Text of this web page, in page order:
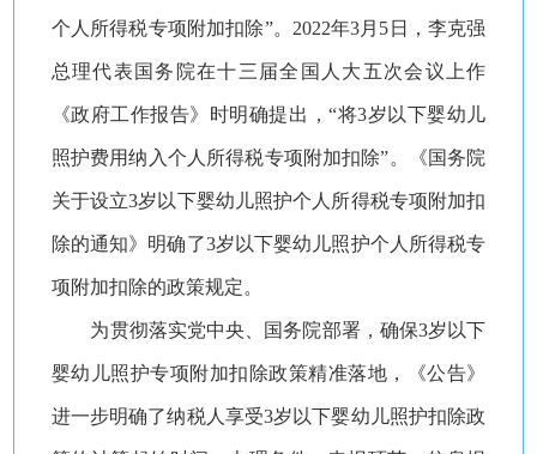
个人所得税专项附加扣除”。2022年3月5日，李克强
总理代表国务院在十三届全国人大五次会议上作
《政府工作报告》时明确提出，“将3岁以下婴幼儿
照护费用纳入个人所得税专项附加扣除”。《国务院
关于设立3岁以下婴幼儿照护个人所得税专项附加扣
除的通知》明确了3岁以下婴幼儿照护个人所得税专
项附加扣除的政策规定。
为贯彻落实党中央、国务院部署，确保3岁以下
婴幼儿照护专项附加扣除政策精准落地，《公告》
进一步明确了纳税人享受3岁以下婴幼儿照护扣除政